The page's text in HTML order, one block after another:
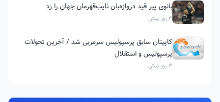
بانوی پیر قید دروازه‌بان نایب‌قهرمان جهان را زد
3 روز پیش
کاپیتان سابق پرسپولیس سرمربی شد / آخرین تحولات
پرسپولیس و استقلال
3 روز پیش